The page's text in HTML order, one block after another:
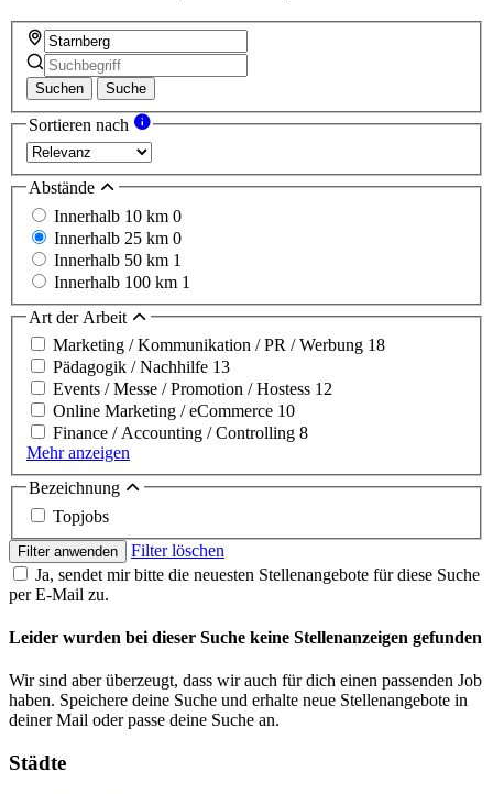
Suchen Suche
Sortieren nach
Abstände
Innerhalb 10 km 0
Innerhalb 25 km 0
Innerhalb 50 km 1
Innerhalb 100 km 1
Art der Arbeit
Marketing / Kommunikation / PR / Werbung 18
Pädagogik / Nachhilfe 13
Events / Messe / Promotion / Hostess 12
Online Marketing / eCommerce 10
Finance / Accounting / Controlling 8
Mehr anzeigen
Bezeichnung
Topjobs
Filter anwenden
Filter löschen
Ja, sendet mir bitte die neuesten Stellenangebote für diese Suche
per E-Mail zu.
Leider wurden bei dieser Suche keine Stellenanzeigen gefunden
Wir sind aber überzeugt, dass wir auch für dich einen passenden Job
haben. Speichere deine Suche und erhalte neue Stellenangebote in
deiner Mail oder passe deine Suche an.
Städte